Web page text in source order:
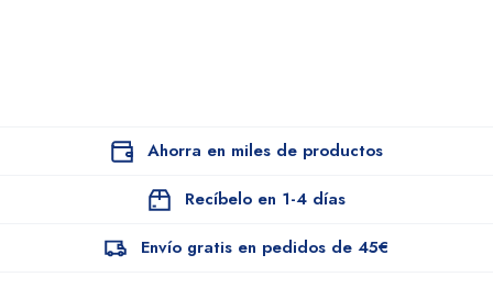
Ahorra en miles de productos
Recíbelo en 1-4 días
Envío gratis en pedidos de 45€